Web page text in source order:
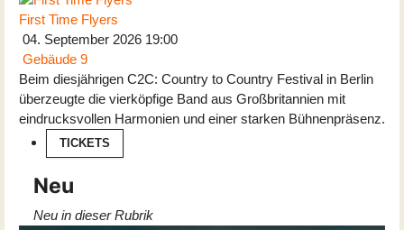
First Time Flyers
04. September 2026 19:00
Gebäude 9
Beim diesjährigen C2C: Country to Country Festival in Berlin
überzeugte die vierköpfige Band aus Großbritannien mit
eindrucksvollen Harmonien und einer starken Bühnenpräsenz.
TICKETS
Neu
Neu in dieser Rubrik